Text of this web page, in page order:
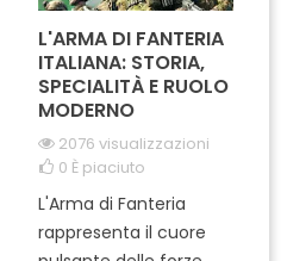
L'ARMA DI FANTERIA
ITALIANA: STORIA,
SPECIALITÀ E RUOLO
MODERNO
2076 visualizzazioni
0 È piaciuto
L'Arma di Fanteria
rappresenta il cuore